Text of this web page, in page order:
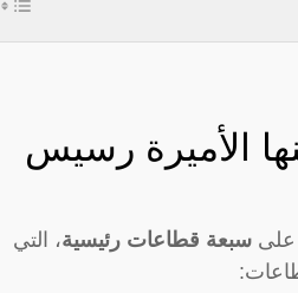
الأميرة رسيس
على سبعة قطاعات رئيسية، التي